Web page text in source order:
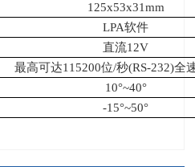
125x53x31mm
LPA软件
直流12V
最高可达115200位/秒(RS-232)全
10°~40°
-15°~50°